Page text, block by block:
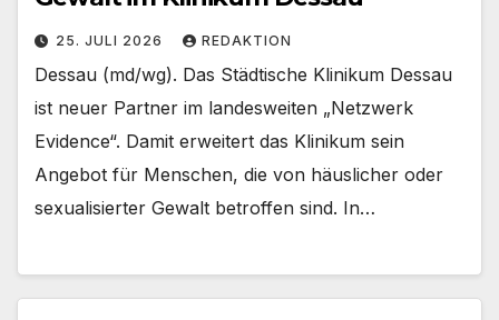
25. JULI 2026 REDAKTION
Dessau (md/wg). Das Städtische Klinikum Dessau
ist neuer Partner im landesweiten „Netzwerk
Evidence“. Damit erweitert das Klinikum sein
Angebot für Menschen, die von häuslicher oder
sexualisierter Gewalt betroffen sind. In…